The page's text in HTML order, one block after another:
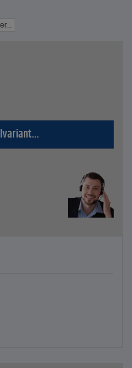
bekväma rullegenskaper
gör att sandalen kan
ger en säker passform och
kork och latex
metallspännen
med halkfri, olje- och